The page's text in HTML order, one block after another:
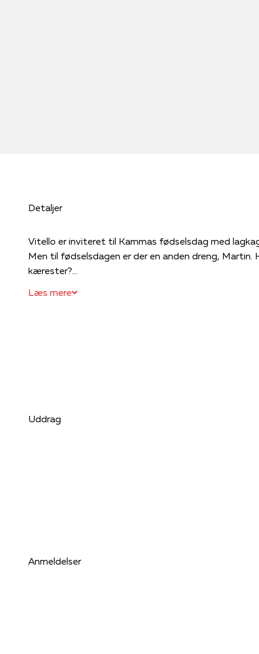
Detaljer
Vitello er inviteret til Kammas fødselsdag med
Men til fødselsdagen er der en anden dreng, Martin.
kærester?...
Læs mere
Uddrag
Anmeldelser